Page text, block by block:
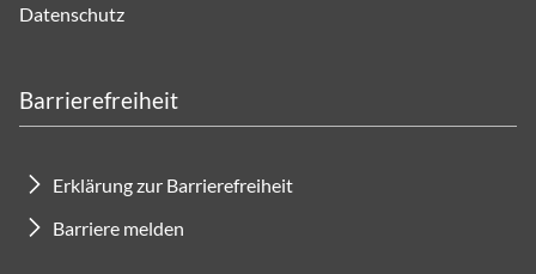
Datenschutz
Barrierefreiheit
Erklärung zur Barrierefreiheit
Barriere melden